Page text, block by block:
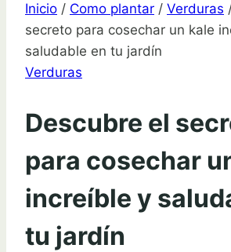
Inicio / Como plantar / Verduras
secreto para cosechar un kale
saludable en tu jardín
Verduras
Descubre el
para cosechar
increíble y
tu jardín